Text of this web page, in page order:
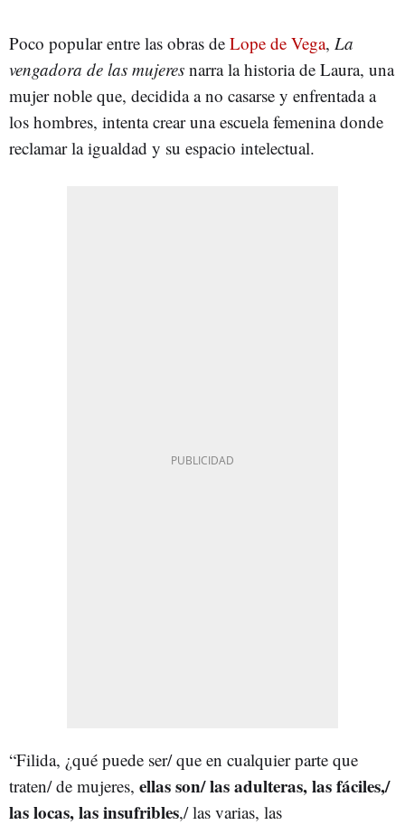
Poco popular entre las obras de Lope de Vega, La
vengadora de las mujeres narra la historia de Laura, una
mujer noble que, decidida a no casarse y enfrentada a
los hombres, intenta crear una escuela femenina donde
reclamar la igualdad y su espacio intelectual.
“Filida, ¿qué puede ser/ que en cualquier parte que
traten/ de mujeres, ellas son/ las adulteras, las fáciles,/
las locas, las insufribles,/ las varias, las